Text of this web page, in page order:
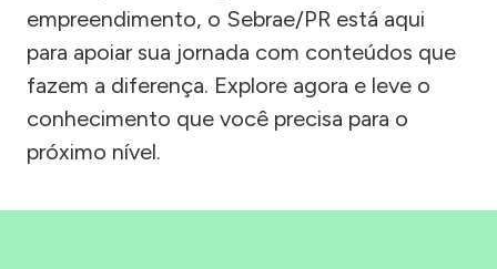
empreendimento, o Sebrae/PR está aqui
para apoiar sua jornada com conteúdos que
fazem a diferença. Explore agora e leve o
conhecimento que você precisa para o
próximo nível.